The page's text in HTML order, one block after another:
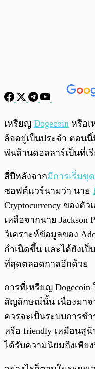
เหรียญ Dogecoin หรือ
ล้ออยู่เป็นประจำ ตอน
พันล้านดอลลาร์เป็นที่เ
สี่ปีหลังจากมีการเริ่มขุด
ซอฟต์แวร์นามว่า นาย
Cryptocurrency ของตั
เหลือจากนาย
วิเคราะห์ข้อมูลของ
กำเนิดขึ้น และได้ยังเ
ที่สุดตลอดกาลอีกด้วย
การที่เหรียญ Dogecoin
สัญลักษณ์นั้น เนื่องมาจา
ควรจะเป็นระบบการช
หรือ friendly เหมือนสุ
ได้รับความนิยมถึงเพีย